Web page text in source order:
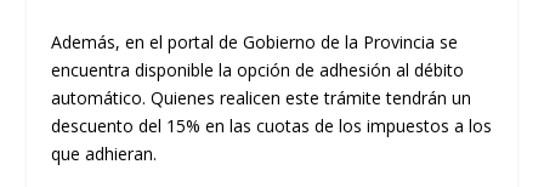
Además, en el portal de Gobierno de la Provincia se
encuentra disponible la opción de adhesión al débito
automático. Quienes realicen este trámite tendrán un
descuento del 15% en las cuotas de los impuestos a los
que adhieran.